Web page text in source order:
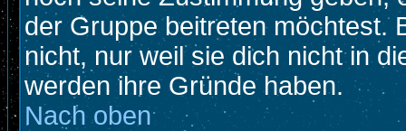
der Gruppe beitreten möchtest.
nicht, nur weil sie dich nicht in
werden ihre Gründe haben.
Nach oben